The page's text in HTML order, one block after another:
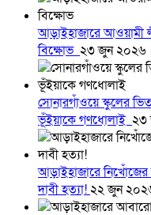
আড়াইহাজারে আওয়ামী
বিক্ষোভ ২৩ জুন ২০২৬
সোনারগাঁওয়ে স্কুলের
ভূঁইয়াকে গণধোলাই ২৩
আড়াইহাজারে নিখোঁজের
দাবী হত্যা!২২ জুন